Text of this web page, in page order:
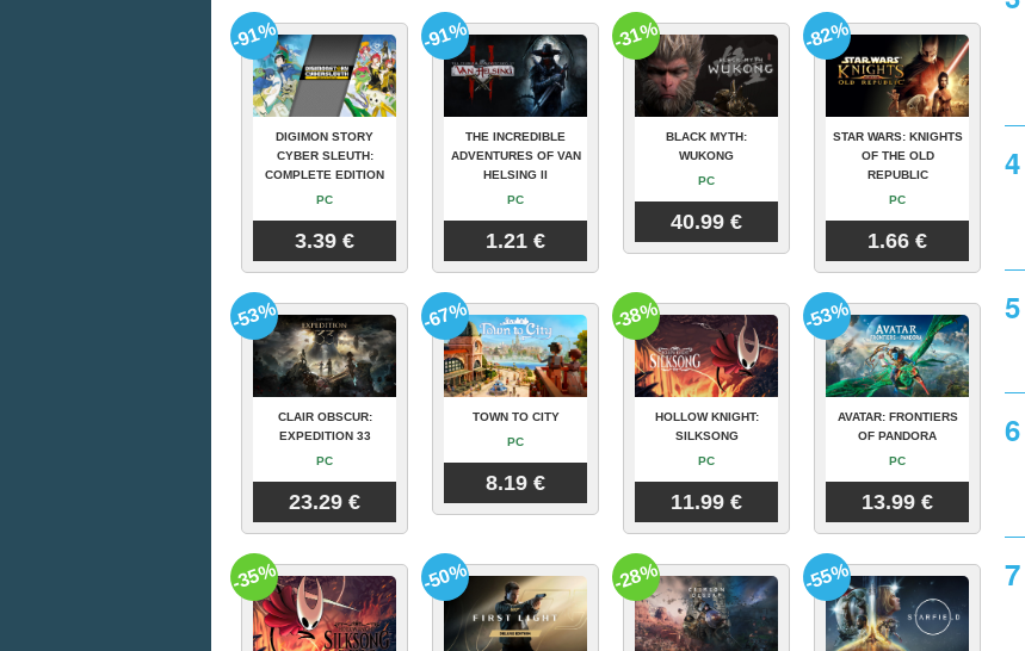
DIGIMON STORY
CYBER SLEUTH:
COMPLETE EDITION
PC
3.39 €
-91%
THE INCREDIBLE
ADVENTURES OF VAN
HELSING II
PC
1.21 €
-91%
BLACK MYTH:
WUKONG
PC
40.99 €
-31%
STAR WARS: KNIGHTS
OF THE OLD
REPUBLIC
PC
1.66 €
-82%
CLAIR OBSCUR:
EXPEDITION 33
PC
23.29 €
-53%
TOWN TO CITY
PC
8.19 €
-67%
HOLLOW KNIGHT:
SILKSONG
PC
11.99 €
-38%
AVATAR: FRONTIERS
OF PANDORA
PC
13.99 €
-53%
-35% -50% -28% -55%